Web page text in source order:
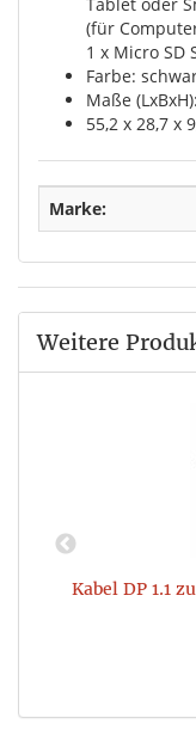
(für
1 x Micro SD
Farbe:
Maße
55,2 x 28,7 x
Marke:
Weitere
Kabel DP 1.1